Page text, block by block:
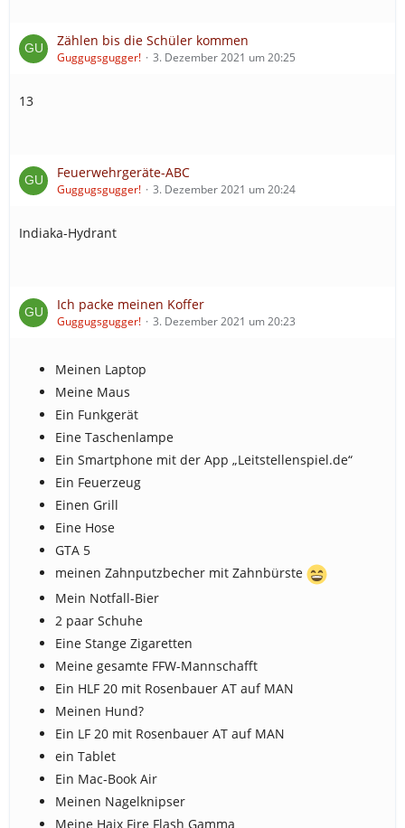
Zählen bis die Schüler kommen
Guggugsgugger! 3. Dezember 2021 um 20:25
13
Feuerwehrgeräte-ABC
Guggugsgugger! 3. Dezember 2021 um 20:24
Indiaka-Hydrant
Ich packe meinen Koffer
Guggugsgugger! 3. Dezember 2021 um 20:23
Meinen Laptop
Meine Maus
Ein Funkgerät
Eine Taschenlampe
Ein Smartphone mit der App „Leitstellenspiel.de“
Ein Feuerzeug
Einen Grill
Eine Hose
GTA 5
meinen Zahnputzbecher mit Zahnbürste
Mein Notfall-Bier
2 paar Schuhe
Eine Stange Zigaretten
Meine gesamte FFW-Mannschafft
Ein HLF 20 mit Rosenbauer AT auf MAN
Meinen Hund?
Ein LF 20 mit Rosenbauer AT auf MAN
ein Tablet
Ein Mac-Book Air
Meinen Nagelknipser
Meine Haix Fire Flash Gamma